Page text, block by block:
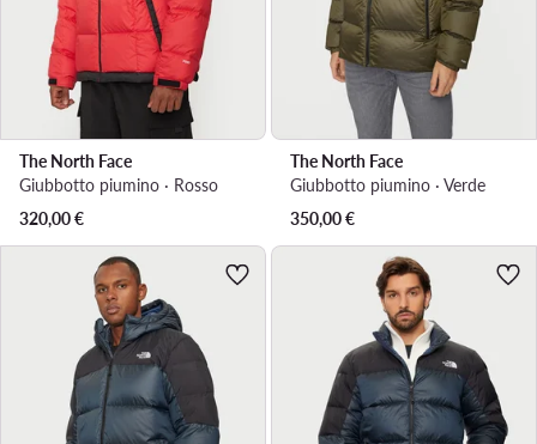
The North Face
Giubbotto piumino · Rosso
320,00€
The North Face
Giubbotto piumino · Verde
350,00€